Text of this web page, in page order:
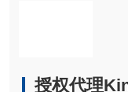
授权代理